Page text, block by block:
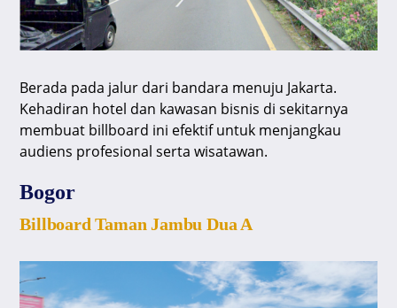
Berada pada jalur dari bandara menuju Jakarta.
Kehadiran hotel dan kawasan bisnis di sekitarnya
membuat billboard ini efektif untuk menjangkau
audiens profesional serta wisatawan.
Bogor
Billboard Taman Jambu Dua A